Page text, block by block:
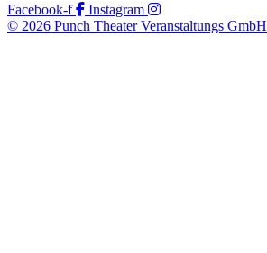
Facebook-f
Instagram
© 2026 Punch Theater Veranstaltungs GmbH